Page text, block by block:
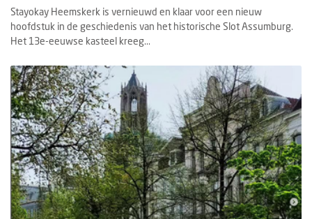
Stayokay Heemskerk is vernieuwd en klaar voor een nieuw
hoofdstuk in de geschiedenis van het historische Slot Assumburg.
Het 13e-eeuwse kasteel kreeg...